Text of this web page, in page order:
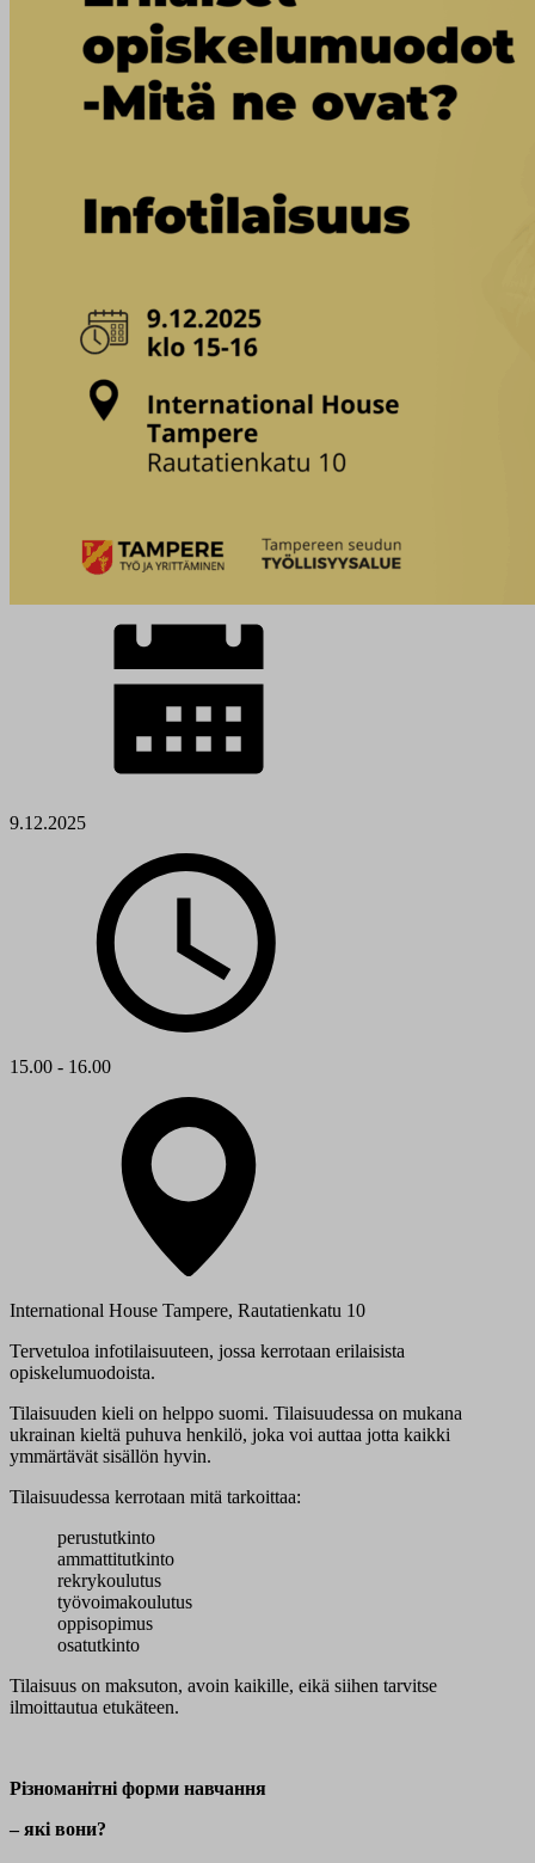
9.12.2025
15.00 - 16.00
International House Tampere, Rautatienkatu 10
Tervetuloa infotilaisuuteen, jossa kerrotaan erilaisista
opiskelumuodoista.
Tilaisuuden kieli on helppo suomi. Tilaisuudessa on mukana
ukrainan kieltä puhuva henkilö, joka voi auttaa jotta kaikki
ymmärtävät sisällön hyvin.
Tilaisuudessa kerrotaan mitä tarkoittaa:
perustutkinto
ammattitutkinto
rekrykoulutus
työvoimakoulutus
oppisopimus
osatutkinto
Tilaisuus on maksuton, avoin kaikille, eikä siihen tarvitse
ilmoittautua etukäteen.
Різноманітні форми навчання
– які вони?